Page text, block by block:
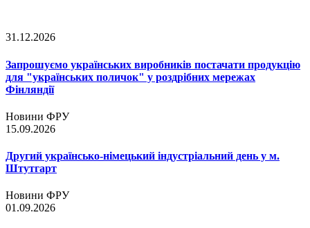
31.12.2026
Запрошуємо українських виробників постачати продукцію
для "українських поличок" у роздрібних мережах
Фінляндії
Новини ФРУ
15.09.2026
Другий українсько-німецький індустріальний день у м.
Штутгарт
Новини ФРУ
01.09.2026